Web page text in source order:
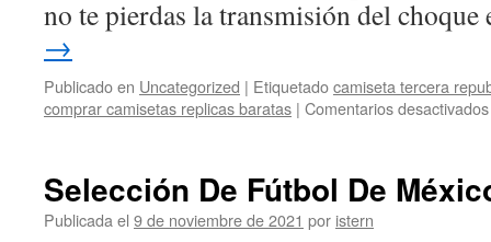
no te pierdas la transmisión del
→
Publicado en Uncategorized | Etiquetadocamiseta tercera
comprar camisetas replicas baratas | Comentarios desactivados
Selección De Fútbol De
Publicada el 9 de noviembre de 2021 por istern